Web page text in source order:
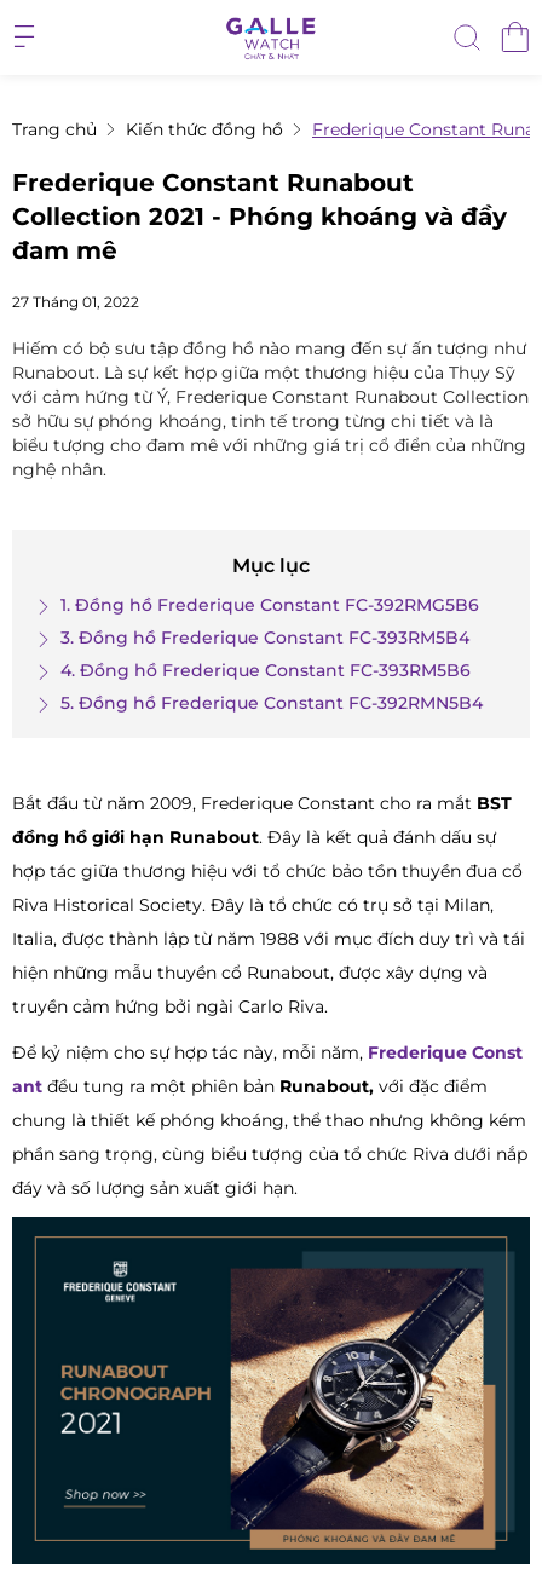
Trang chủ Kiến thức đồng hồ Frederique Constant
Frederique Constant Runabout
Collection 2021 - Phóng khoáng và đầy
đam mê
27 Tháng 01, 2022
Hiếm có bộ sưu tập đồng hồ nào mang đến sự ấn tượng như
Runabout. Là sự kết hợp giữa một thương hiệu của Thụy Sỹ
với cảm hứng từ Ý, Frederique Constant Runabout Collection
sở hữu sự phóng khoáng, tinh tế trong từng chi tiết và là
biểu tượng cho đam mê với những giá trị cổ điển của những
nghệ nhân.
Mục lục
1. Đồng hồ Frederique Constant FC-392RMG5B6
3. Đồng hồ Frederique Constant FC-393RM5B4
4. Đồng hồ Frederique Constant FC-393RM5B6
5. Đồng hồ Frederique Constant FC-392RMN5B4
Bắt đầu từ năm 2009, Frederique Constant cho ra mắt BST
đồng hồ giới hạn Runabout. Đây là kết quả đánh dấu sự
hợp tác giữa thương hiệu với tổ chức bảo tồn thuyền đua cổ
Riva Historical Society. Đây là tổ chức có trụ sở tại Milan,
Italia, được thành lập từ năm 1988 với mục đích duy trì và tái
hiện những mẫu thuyền cổ Runabout, được xây dựng và
truyền cảm hứng bởi ngài Carlo Riva.
Để kỷ niệm cho sự hợp tác này, mỗi năm, Frederique Const
ant đều tung ra một phiên bản Runabout, với đặc điểm
chung là thiết kế phóng khoáng, thể thao nhưng không kém
phần sang trọng, cùng biểu tượng của tổ chức Riva dưới nắp
đáy và số lượng sản xuất giới hạn.